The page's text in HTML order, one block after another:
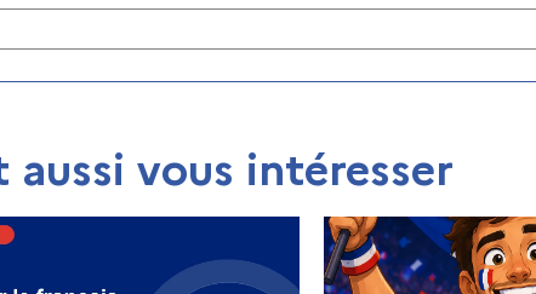
aussi vous intéresser